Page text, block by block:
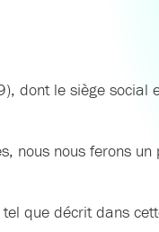
dont le siège social
nous nous ferons
que décrit dans